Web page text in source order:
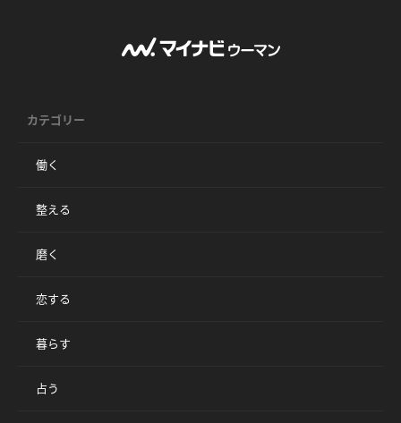
カテゴリー
働く
整える
磨く
恋する
暮らす
占う